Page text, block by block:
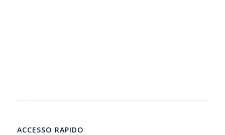
ACCESSO RAPIDO